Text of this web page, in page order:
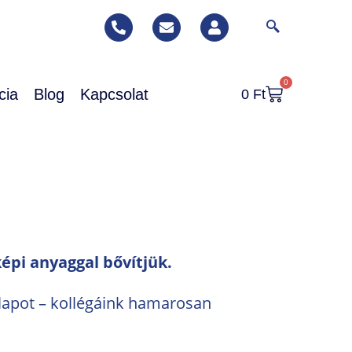
Blog Kapcsolat 0 Ft
0
anyaggal bővítjük.
– kollégáink hamarosan